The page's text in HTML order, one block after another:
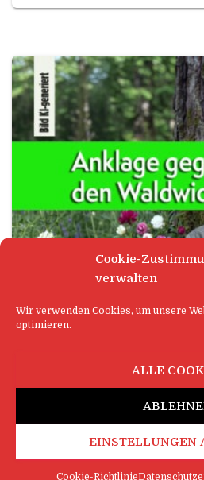
Cookie-
verwalten
Wir verwenden Cookies, um unsere
optimieren.
ALLE
EINSTELLUNGEN
Cookie-Richtlinie
ALLTAG
Anklage gegen den
„Waldbader“ hat es in
nun ganze
ziehen. Der Mann, der den
für seine fragwürdigen
Naturbegegnungen“
Moosen, Sträuchern